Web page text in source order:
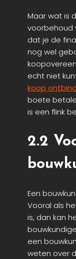
Maar wat is
voorbehoud
dat je de
nog wel
echt niet
koop
boete
is een flink
2.2
Een
Vooral als
is, dan kan
een
weten over